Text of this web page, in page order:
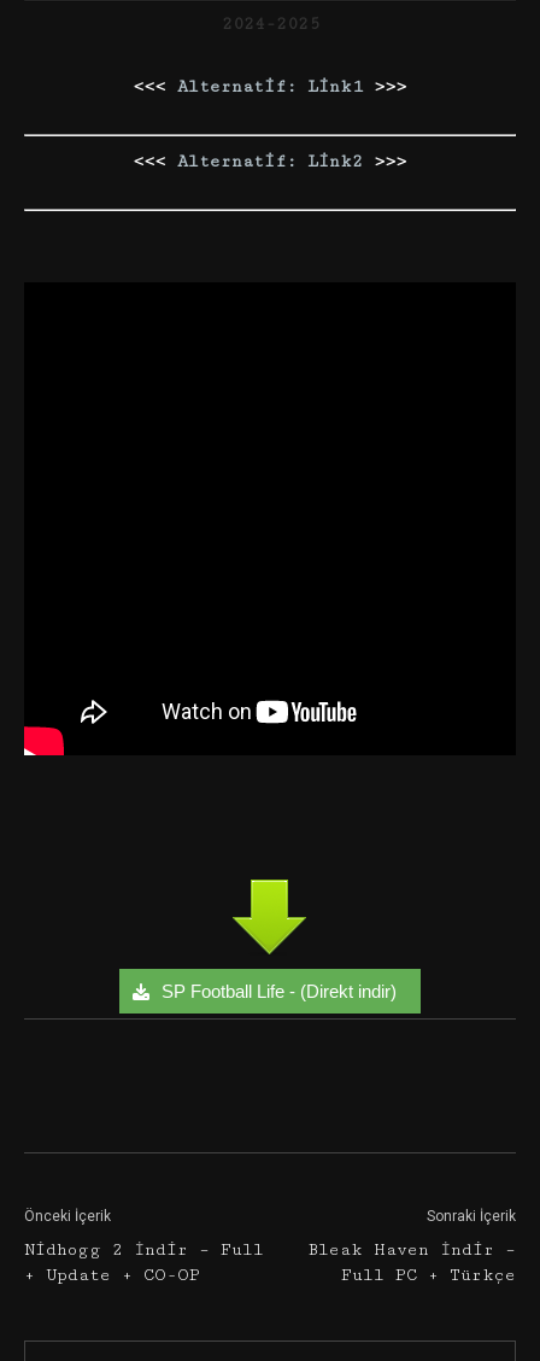
2024-2025
<<< Alternatif: Link1>>>
<<< Alternatif: Link2 >>>
SP Football Life - (Direkt indir)
Önceki İçerik
Nidhogg 2 İndir – Full
+ Update + CO-OP
Sonraki İçerik
Bleak Haven İndir –
Full PC + Türkçe